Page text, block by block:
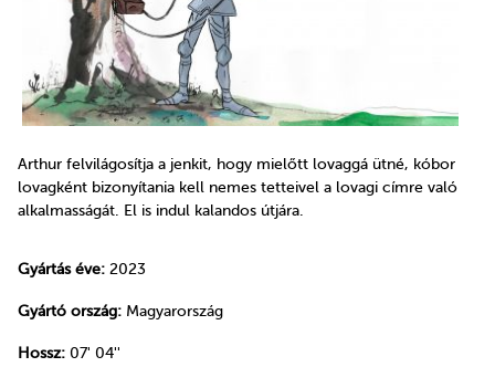
Arthur felvilágosítja a jenkit, hogy mielőtt lovaggá ütné, kóbor
lovagként bizonyítania kell nemes tetteivel a lovagi címre való
alkalmasságát. El is indul kalandos útjára.
Gyártás éve: 2023
Gyártó ország: Magyarország
Hossz: 07' 04''